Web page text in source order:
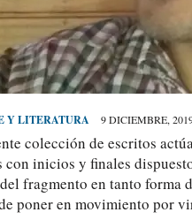
Y LITERATURA 9 DICIEMBRE,
colección de escritos
con inicios y finales
fragmento en tanto forma
poner en movimiento por